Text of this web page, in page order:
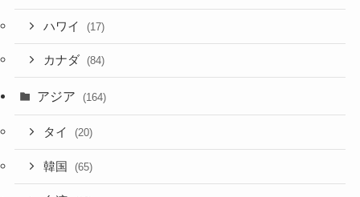
ハワイ (17)
カナダ (84)
アジア (164)
タイ (20)
韓国 (65)